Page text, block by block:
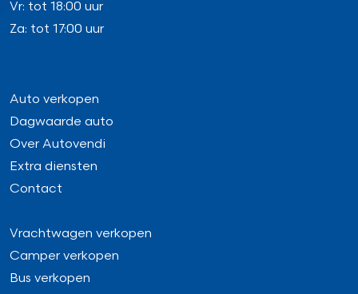
Vr: tot 18:00 uur
Za: tot 17:00 uur
Auto verkopen
Dagwaarde auto
Over Autovendi
Extra diensten
Contact
Vrachtwagen verkopen
Camper verkopen
Bus verkopen